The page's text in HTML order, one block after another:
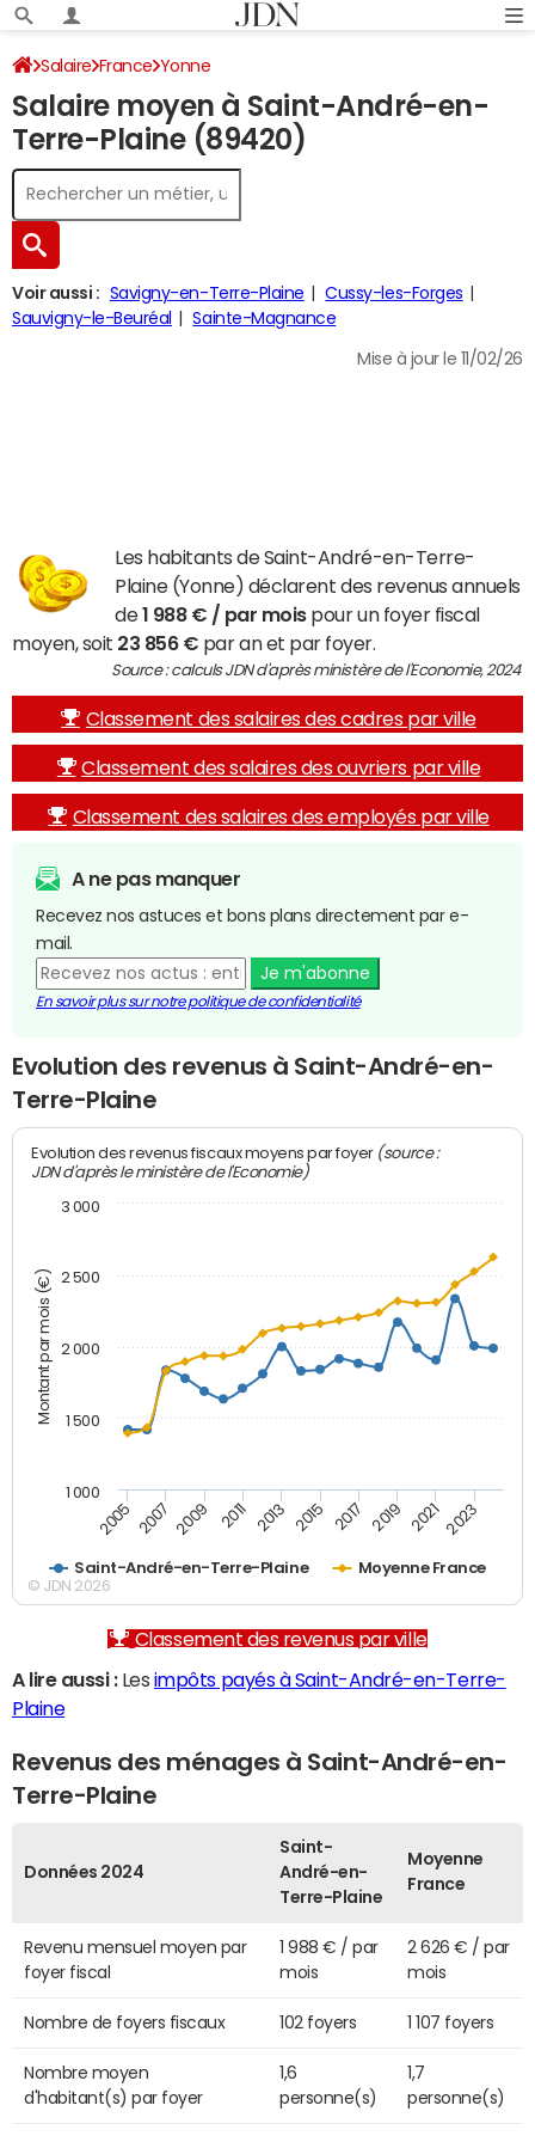
Salaire France Yonne
Salaire moyen à Saint-André-en-
Terre-Plaine (89420)
Voir aussi : Savigny-en-Terre-Plaine
Cussy-les-Forges
Sauvigny-le-Beuréal
Sainte-Magnance
Mise à jour le 11/02/26
Les habitants de Saint-André-en-Terre-
Plaine (Yonne) déclarent des revenus annuels
de1 988 € / par moispour un foyer fiscal
moyen, soit 23 856 € par an et par foyer.
Source : calculs JDN d'après ministère de l'Economie, 2024
Classement des salaires des cadres par ville
Classement des salaires des ouvriers par ville
Classement des salaires des employés par ville
A ne pas manquer
Recevez nos astuces et bons plans directement par e-
mail.
Je m'abonne
En savoir plus sur notre politique de confidentialité
Evolution des revenus à Saint-André-en-
Terre-Plaine
Montant par mois (€)
Evolution des revenus fiscaux moyens par foyer (source :
JDN d'après le ministère de l'Economie)
Saint-André-en-Terre-Plaine Moyenne France
2005 2007 2009 2011 2013 2015 2017 2019 2021 2023
1 000
1 500
2 000
2 500
3 000
© JDN 2026
Classement des revenus par ville
A lire aussi :Les impôts payés à Saint-André-en-Terre-
Plaine
Revenus des ménages à Saint-André-en-
Terre-Plaine
Données 2024
Saint-
André-en-
Terre-Plaine
Moyenne
France
Revenu mensuel moyen par
foyer fiscal
1 988 € / par
mois
2 626 € / par
mois
Nombre de foyers fiscaux 102 foyers 1 107 foyers
Nombre moyen
d'habitant(s) par foyer
1,6
personne(s)
1,7
personne(s)